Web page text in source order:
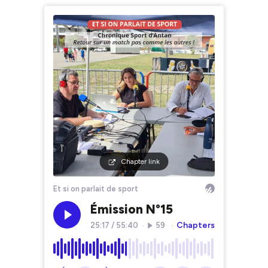
Et si on parlait de sport
Émission N°15
25:17 / 55:40 59 Chapters
Chapter link